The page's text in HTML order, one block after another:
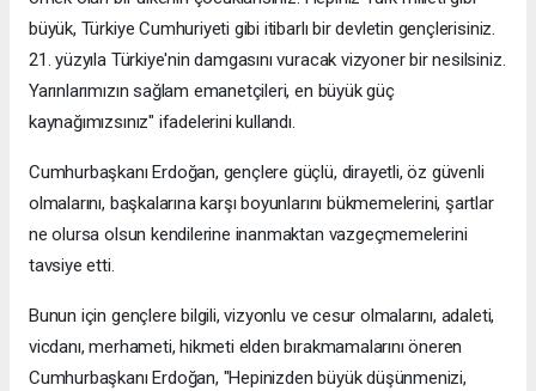
büyük, Türkiye Cumhuriyeti gibi itibarlı bir devletin gençlerisiniz.
21. yüzyıla Türkiye'nin damgasını vuracak vizyoner bir nesilsiniz.
Yarınlarımızın sağlam emanetçileri, en büyük güç
kaynağımızsınız" ifadelerini kullandı.
Cumhurbaşkanı Erdoğan, gençlere güçlü, dirayetli, öz güvenli
olmalarını, başkalarına karşı boyunlarını bükmemelerini, şartlar
ne olursa olsun kendilerine inanmaktan vazgeçmemelerini
tavsiye etti.
Bunun için gençlere bilgili, vizyonlu ve cesur olmalarını, adaleti,
vicdanı, merhameti, hikmeti elden bırakmamalarını öneren
Cumhurbaşkanı Erdoğan, "Hepinizden büyük düşünmenizi,